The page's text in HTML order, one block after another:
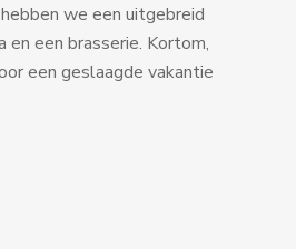
we een uitgebreid
en een brasserie. Kortom,
een geslaagde vakantie